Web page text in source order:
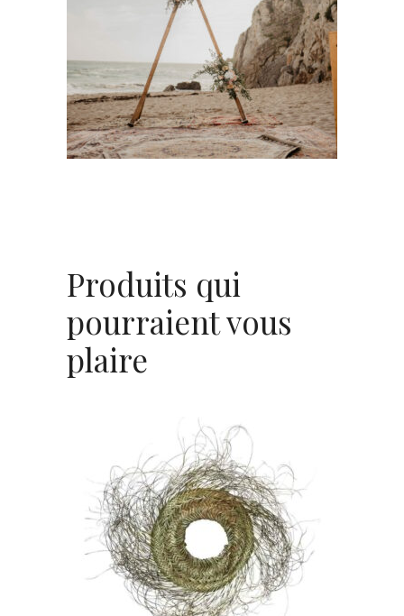
Arche « Charlie » – Bois
39,00€
Produits qui
pourraient vous
plaire
Suspension palmier
couronne « Raïra »
14,00€